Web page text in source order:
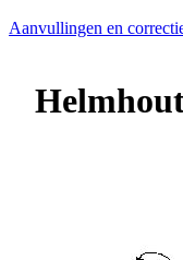
Aanvullingen en